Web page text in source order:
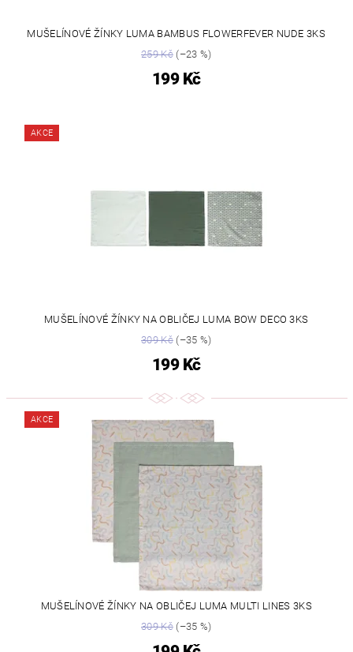
MUŠELÍNOVÉ ŽÍNKY LUMA BAMBUS FLOWERFEVER NUDE 3KS
259 Kč(–23 %)
199 Kč
AKCE
MUŠELÍNOVÉ ŽÍNKY NA OBLIČEJ LUMA BOW DECO 3KS
309 Kč(–35 %)
199 Kč
AKCE
MUŠELÍNOVÉ ŽÍNKY NA OBLIČEJ LUMA MULTI LINES 3KS
309 Kč(–35 %)